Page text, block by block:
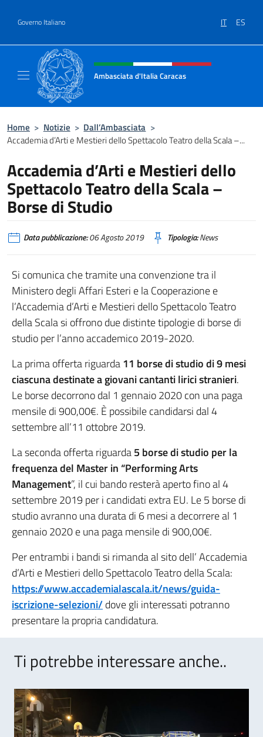
Governo Italiano IT ES
Intestazione sito, social e menù
Ambasciata d'Italia Caracas
Home > Notizie > Dall’Ambasciata >
Accademia d’Arti e Mestieri dello Spettacolo Teatro della Scala –...
Accademia d’Arti e Mestieri dello
Spettacolo Teatro della Scala –
Borse di Studio
Data pubblicazione:06 Agosto 2019 Tipologia:News
Si comunica che tramite una convenzione tra il
Ministero degli Affari Esteri e la Cooperazione e
l’Accademia d’Arti e Mestieri dello Spettacolo Teatro
della Scala si offrono due distinte tipologie di borse di
studio per l’anno accademico 2019-2020.
La prima offerta riguarda11 borse di studio di 9 mesi
ciascuna destinate a giovani cantanti lirici stranieri.
Le borse decorrono dal 1 gennaio 2020 con una paga
mensile di 900,00€. È possibile candidarsi dal 4
settembre all’11 ottobre 2019.
La seconda offerta riguarda5 borse di studio per la
frequenza del Master in “Performing Arts
Management”, il cui bando resterà aperto fino al 4
settembre 2019 per i candidati extra EU. Le 5 borse di
studio avranno una durata di 6 mesi a decorrere al 1
gennaio 2020 e una paga mensile di 900,00€.
Per entrambi i bandi si rimanda al sito dell’ Accademia
d’Arti e Mestieri dello Spettacolo Teatro della Scala:
https://www.accademialascala.it/news/guida-
iscrizione-selezioni/dove gli interessati potranno
presentare la propria candidatura.
Ti potrebbe interessare anche..